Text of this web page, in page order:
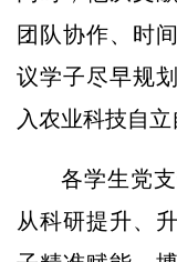
团队协作、时
议学子尽早规
入农业科技自
各学生党
从科研提升、